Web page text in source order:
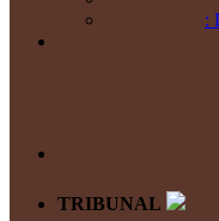
:
TRIBUNAL